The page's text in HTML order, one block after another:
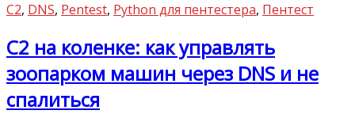
C2, DNS, Pentest, Python для пентестера, Пентест
C2 на коленке: как управлять
зоопарком машин через DNS и не
спалиться